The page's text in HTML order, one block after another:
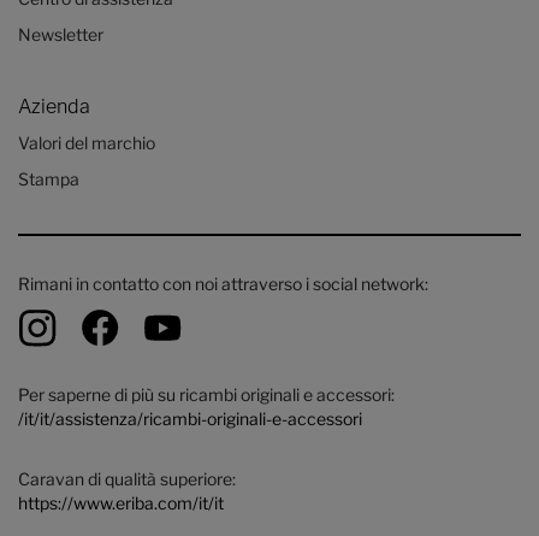
Newsletter
Azienda
Valori del marchio
Stampa
Rimani in contatto con noi attraverso i social network:
Per saperne di più su ricambi originali e accessori:
/it/it/assistenza/ricambi-originali-e-accessori
Caravan di qualità superiore:
https://www.eriba.com/it/it